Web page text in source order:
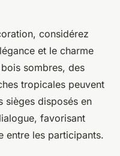
considérez
et le charme
sombres, des
tropicales peuvent
sièges disposés en
favorisant
entre les participants.